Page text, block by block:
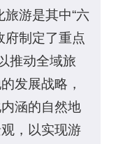
旅游是其中“六
府制定了重点
推动全域旅
发展战略，
涵的自然地
，以实现游